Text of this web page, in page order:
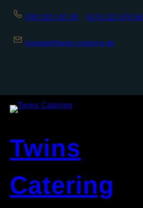
030 203 187 05 0176 222 070 56
kontakt@twins-catering.de
Twins
Catering